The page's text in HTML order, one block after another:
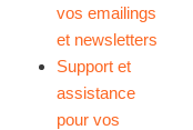
vos emailings
et newsletters
Support et
assistance
pour vos